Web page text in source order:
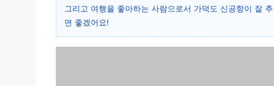
그리고 여행을 좋아하는 사람으로서 가덕도 신공항이 잘
면 좋겠어요!